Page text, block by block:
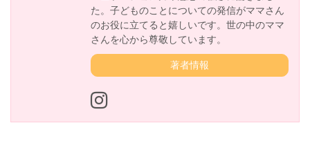
た。子どものことについての発信がママさん
のお役に立てると嬉しいです。世の中のママ
さんを心から尊敬しています。
著者情報